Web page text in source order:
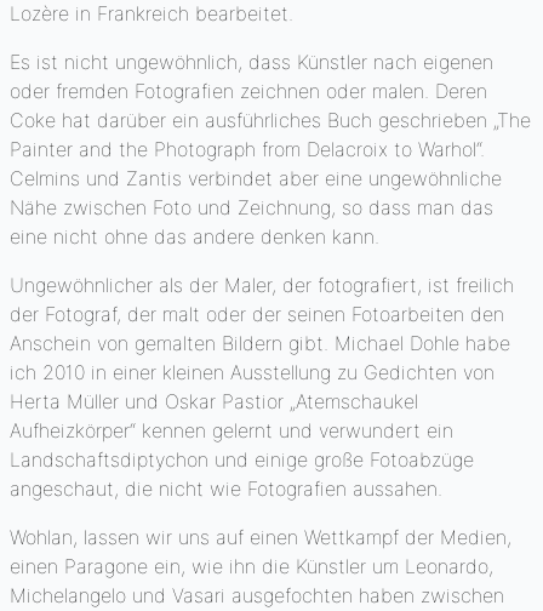
Lozère in Frankreich bearbeitet.
Es ist nicht ungewöhnlich, dass Künstler nach eigenen
oder fremden Fotografien zeichnen oder malen. Deren
Coke hat darüber ein ausführliches Buch geschrieben „The
Painter and the Photograph from Delacroix to Warhol“.
Celmins und Zantis verbindet aber eine ungewöhnliche
Nähe zwischen Foto und Zeichnung, so dass man das
eine nicht ohne das andere denken kann.
Ungewöhnlicher als der Maler, der fotografiert, ist freilich
der Fotograf, der malt oder der seinen Fotoarbeiten den
Anschein von gemalten Bildern gibt. Michael Dohle habe
ich 2010 in einer kleinen Ausstellung zu Gedichten von
Herta Müller und Oskar Pastior „Atemschaukel
Aufheizkörper“ kennen gelernt und verwundert ein
Landschaftsdiptychon und einige große Fotoabzüge
angeschaut, die nicht wie Fotografien aussahen.
Wohlan, lassen wir uns auf einen Wettkampf der Medien,
einen Paragone ein, wie ihn die Künstler um Leonardo,
Michelangelo und Vasari ausgefochten haben zwischen